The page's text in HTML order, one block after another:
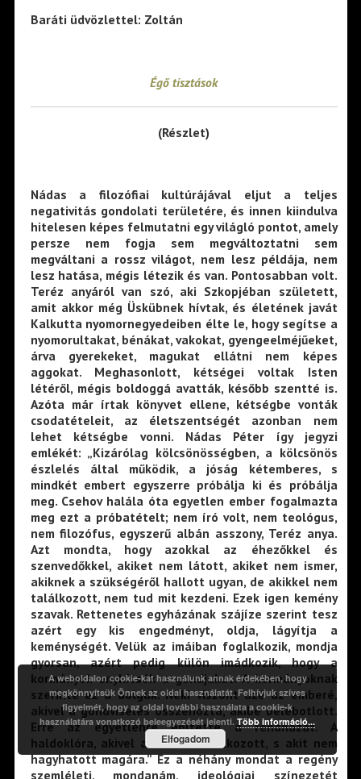
Baráti üdvözlettel: Zoltán
Égő tisztások
(Részlet)
Nádas a filozófiai kultúrájával eljut a teljes
negativitás gondolati területére, és innen kiindulva
hitelesen képes felmutatni egy világló pontot, amely
persze nem fogja sem megváltoztatni sem
megváltani a rossz világot, nem lesz példája, nem
lesz hatása, mégis létezik és van. Pontosabban volt.
Teréz anyáról van szó, aki Szkopjéban született,
amit akkor még Üskübnek hívtak, és életének javát
Kalkutta nyomornegyedeiben élte le, hogy segítse a
nyomorultakat, bénákat, vakokat, gyengeelméjűeket,
árva gyerekeket, magukat ellátni nem képes
aggokat. Meghasonlott, kétségei voltak Isten
létéről, mégis boldoggá avatták, később szentté is.
Azóta már írtak könyvet ellene, kétségbe vonták
csodatételeit, az életszentségét azonban nem
lehet kétségbe vonni. Nádas Péter így jegyzi
emlékét: „Kizárólag kölcsönösségben, a kölcsönös
észlelés által működik, a jóság kétemberes, s
mindkét embert egyszerre próbálja ki és próbálja
meg. Csehov halála óta egyetlen ember fogalmazta
meg ezt a próbatételt; nem író volt, nem teológus,
nem filozófus, egyszerű albán asszony, Teréz anya.
Azt mondta, hogy azokkal az éhezőkkel és
szenvedőkkel, akiket nem látott, akiket nem ismer,
akiknek a szükségéről hallott ugyan, de akikkel nem
találkozott, nem tud mit kezdeni. Ezek igen kemény
szavak. Rettenetes egyházának szájíze szerint tesz
azért egy kis engedményt, oldja, lágyítja a
keménységét. Velük az imáiban foglalkozik, mondja
gyorsan, azért pedig külön imádkozik, hogy a
kormányok enyhítsék a gondjukat. A kormányoknak
szerinte ez a dolguk. Neki viszont azé az emberé,
akivel a gondviselés összehozta, akibe belebotlott.
Erre az egyetlenre építette a rendházát. A
haldoklóra, akivel az utcán találkozott, s akit nem
hagyhatott magára.” Ez a néhány mondat a regény
szemléleti, mondanám, ideológiai színezetét
A weboldalon cookie-kat használunk annak érdekében, hogy
megkönnyítsük Önnek az oldal használatát. Felhívjuk szíves
figyelmét, hogy az oldal további használata a cookie-k
használatára vonatkozó beleegyezését jelenti.Több információ...
Elfogadom